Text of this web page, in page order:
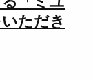
会社ただき